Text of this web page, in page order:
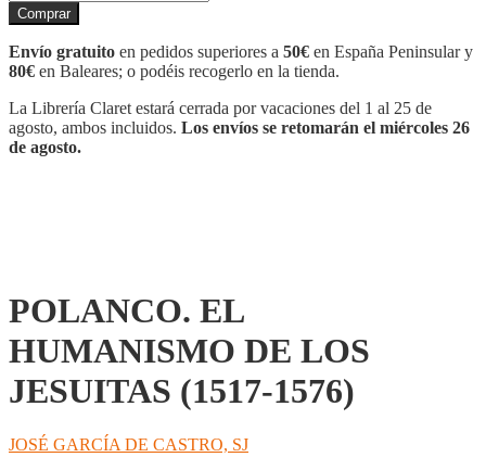
EL
HUMANISMO
DE
LOS
(1517-
1576)
cantidad
Comprar
Envío gratuito en pedidos superiores a 50€ en España Peninsular y
80€ en Baleares; o podéis recogerlo en la tienda.
La Librería Claret estará cerrada por vacaciones del 1 al 25 de
agosto, ambos incluidos. Los envíos se retomarán el miércoles 26
de agosto.
POLANCO. EL
HUMANISMO DE LOS
JESUITAS (1517-1576)
JOSÉ GARCÍA DE CASTRO, SJ